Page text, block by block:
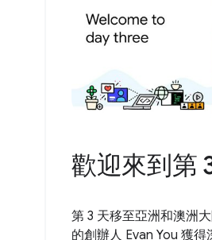
歡迎來到第
第 3 天移至亞洲和澳洲
的創辦人 Evan You 獲